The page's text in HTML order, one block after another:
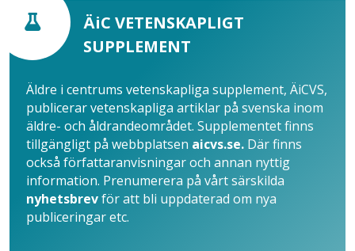
ÄiC VETENSKAPLIGT
SUPPLEMENT
Äldre i centrums vetenskapliga supplement, ÄiCVS,
publicerar vetenskapliga artiklar på svenska inom
äldre- och åldrandeområdet. Supplementet finns
tillgängligt på webbplatsen aicvs.se. Där finns
också författaranvisningar och annan nyttig
information. Prenumerera på vårt särskilda
nyhetsbrevför att bli uppdaterad om nya
publiceringar etc.